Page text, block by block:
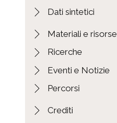
Dati sintetici
Materiali e risorse
Ricerche
Eventi e Notizie
Percorsi
Crediti